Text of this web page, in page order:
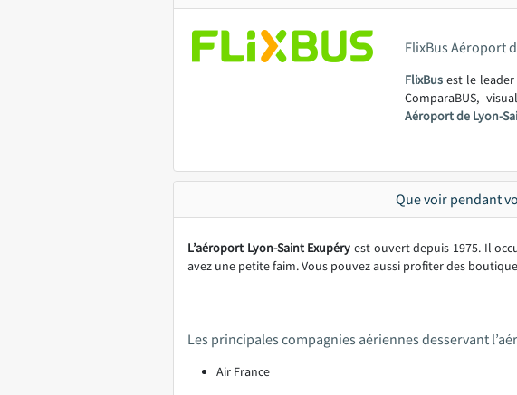
FlixBus Aéroport
FlixBus est le
ComparaBUS,
Aéroport de Lyon-
Que voir pendant
L’aéroport Lyon-Saint Exupéry est ouvert depuis 1975. Il
avez une petite faim. Vous pouvez aussi profiter des
Les principales compagnies aériennes desservant
Air France